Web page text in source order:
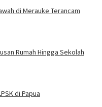
di Merauke Terancam
Rumah Hingga Sekolah
di Papua